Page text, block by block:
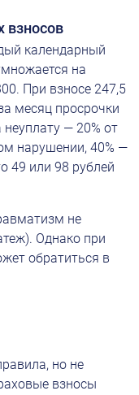
взносов
календарный
на
При взносе 247,5
месяц просрочки
— 20% от
нарушении, 40% —
49 или 98 рублей
не
Однако при
обратиться в
но не
взносы